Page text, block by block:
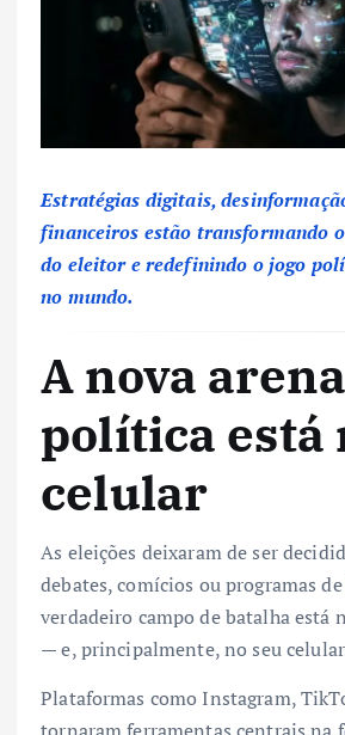
Estratégias digitais,
financeiros estão transformando
do eleitor e redefinindo o jogo
no mundo.
A nova arena
política está
celular
As eleições deixaram de ser
debates, comícios ou programas
verdadeiro campo de batalha está
— e, principalmente, no seu
Plataformas como Instagram,